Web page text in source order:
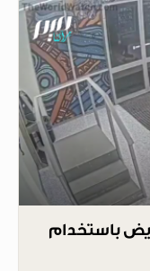
باستخدام